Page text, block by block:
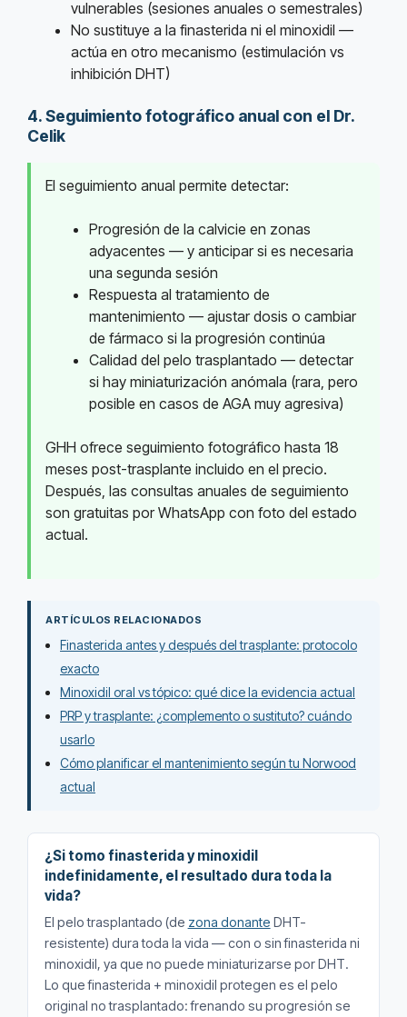
vulnerables (sesiones anuales o semestrales)
No sustituye a la finasterida ni el minoxidil —
actúa en otro mecanismo (estimulación vs
inhibición DHT)
4. Seguimiento fotográfico anual con el Dr.
Celik
El seguimiento anual permite detectar:
Progresión de la calvicie en zonas
adyacentes — y anticipar si es necesaria
una segunda sesión
Respuesta al tratamiento de
mantenimiento — ajustar dosis o cambiar
de fármaco si la progresión continúa
Calidad del pelo trasplantado — detectar
si hay miniaturización anómala (rara, pero
posible en casos de AGA muy agresiva)
GHH ofrece seguimiento fotográfico hasta 18
meses post-trasplante incluido en el precio.
Después, las consultas anuales de seguimiento
son gratuitas por WhatsApp con foto del estado
actual.
ARTÍCULOS RELACIONADOS
Finasterida antes y después del trasplante: protocolo
exacto
Minoxidil oral vs tópico: qué dice la evidencia actual
PRP y trasplante: ¿complemento o sustituto? cuándo
usarlo
Cómo planificar el mantenimiento según tu Norwood
actual
¿Si tomo finasterida y minoxidil
indefinidamente, el resultado dura toda la
vida?
El pelo trasplantado (de zona donante DHT-
resistente) dura toda la vida — con o sin finasterida ni
minoxidil, ya que no puede miniaturizarse por DHT.
Lo que finasterida + minoxidil protegen es el pelo
original no trasplantado: frenando su progresión se